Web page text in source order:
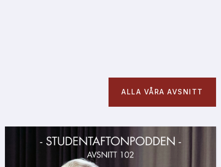
ALLA VÅRA AVSNITT